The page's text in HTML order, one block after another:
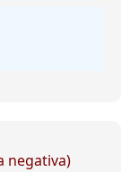
negativa)